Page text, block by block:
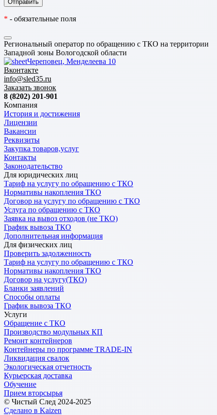
* - обязательные поля
Региональный оператор по обращению с ТКО на территории
Западной зоны Вологодской области
Череповец, Менделеева 10
Вконтакте
info@sled35.ru
Заказать звонок
8 (8202) 201-901
Компания
История и достижения
Лицензии
Вакансии
Реквизиты
Закупка товаров,услуг
Контакты
Законодательство
Для юридических лиц
Тариф на услугу по обращению с ТКО
Нормативы накопления ТКО
Договор на услугу по обращению с ТКО
Услуга по обращению с ТКО
Заявка на вывоз отходов (не ТКО)
График вывоза ТКО
Дополнительная информация
Для физических лиц
Проверить задолженность
Тариф на услугу по обращению с ТКО
Нормативы накопления ТКО
Договор на услугу(ТКО)
Бланки заявлений
Способы оплаты
График вывоза ТКО
Услуги
Обращение с ТКО
Производство модульных КП
Ремонт контейнеров
Контейнеры по программе TRADE-IN
Ликвидация свалок
Экологическая отчетность
Курьерская доставка
Обучение
Прием вторсырья
© Чистый След 2024-2025
Сделано в Kaizen